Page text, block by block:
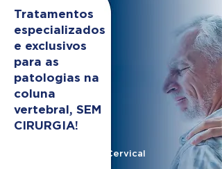
Tratamentos
especializados
e exclusivos
para as
patologias na
coluna
vertebral, SEM
CIRURGIA!
Hérnia de Disco Cervical